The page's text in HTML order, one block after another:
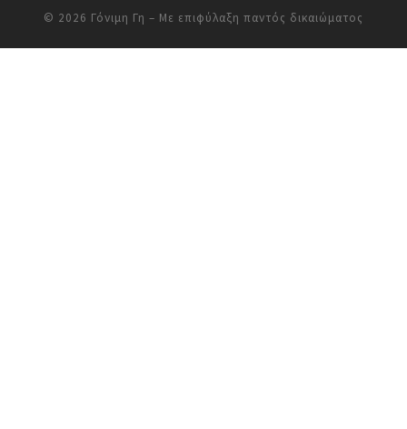
© 2026 Γόνιμη Γη – Με επιφύλαξη παντός δικαιώματος